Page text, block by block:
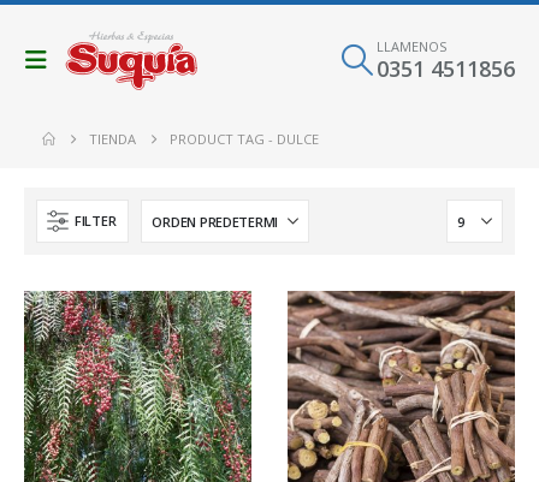
LLAMENOS
0351 4511856
TIENDA PRODUCT TAG - DULCE
FILTER